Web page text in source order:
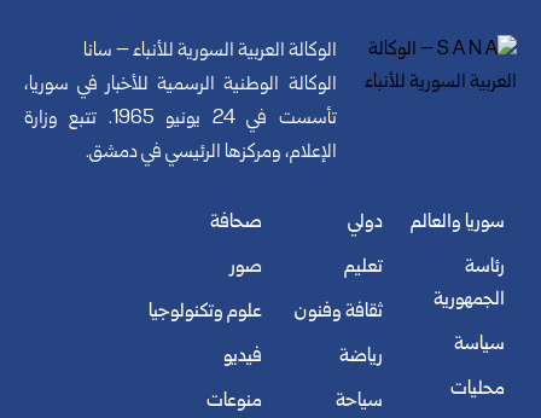
الوكالة العربية السورية للأنباء – سانا
الوكالة الوطنية الرسمية للأخبار في سوريا،
تأسست في 24 يونيو 1965. تتبع وزارة
الإعلام، ومركزها الرئيسي في دمشق.
سوريا والعالم
رئاسة
الجمهورية
سياسة
محليات
دولي
تعليم
ثقافة وفنون
رياضة
سياحة
صحافة
صور
علوم وتكنولوجيا
فيديو
منوعات